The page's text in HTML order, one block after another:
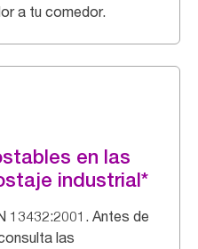
a tu comedor.
en las
industrial*
13432:2001. Antes de
las